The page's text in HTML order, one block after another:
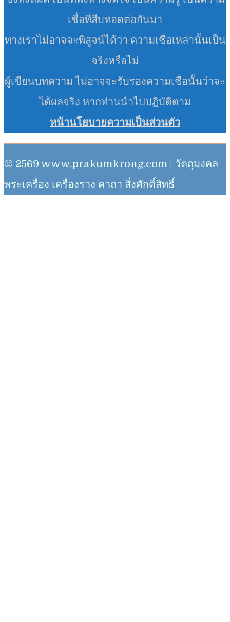
เชื่อที่สืบทอดต่อกันมา
ทางเราไม่อาจจะพิสูจน์ได้ว่า ความเชื่อเหล่านั้นเป็น
จริงหรือไม่
ผู้เขียนบทความ ไม่อาจจะรับรองความเชื่อนั้นว่าจะ
ได้ผลจริง หากท่านนำไปปฏิบัติตาม
หน้านโยบายความเป็นส่วนตัว
© 2569 www.prakumkrong.com | วัตถุมงคล
พระเครื่อง เครื่องราง คาถา สิ่งศักดิ์สิทธิ์